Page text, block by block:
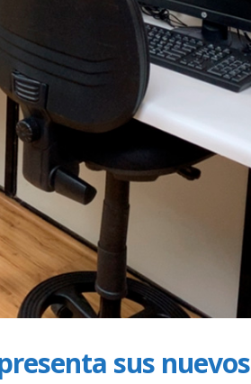
sus nuevos